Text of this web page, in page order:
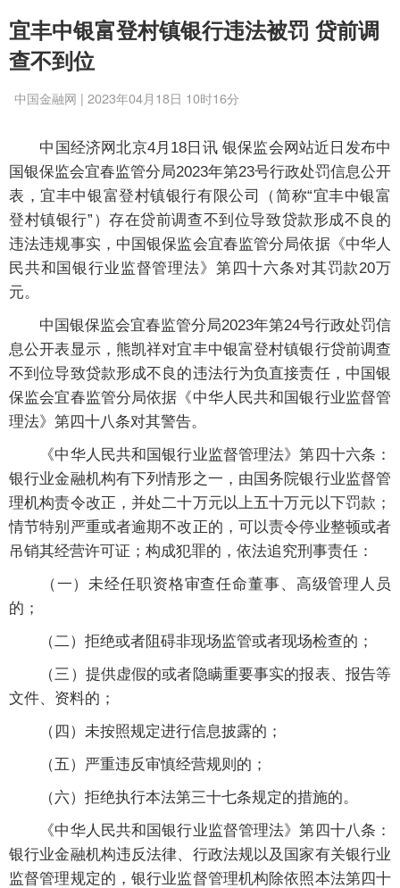
宜丰中银富登村镇银行违法被罚 贷前调
查不到位
中国金融网 | 2023年04月18日 10时16分
中国经济网北京4月18日讯 银保监会网站近日发布中
国银保监会宜春监管分局2023年第23号行政处罚信息公开
表，宜丰中银富登村镇银行有限公司（简称“宜丰中银富
登村镇银行”）存在贷前调查不到位导致贷款形成不良的
违法违规事实，中国银保监会宜春监管分局依据《中华人
民共和国银行业监督管理法》第四十六条对其罚款20万
元。
中国银保监会宜春监管分局2023年第24号行政处罚信
息公开表显示，熊凯祥对宜丰中银富登村镇银行贷前调查
不到位导致贷款形成不良的违法行为负直接责任，中国银
保监会宜春监管分局依据《中华人民共和国银行业监督管
理法》第四十八条对其警告。
《中华人民共和国银行业监督管理法》第四十六条：
银行业金融机构有下列情形之一，由国务院银行业监督管
理机构责令改正，并处二十万元以上五十万元以下罚款；
情节特别严重或者逾期不改正的，可以责令停业整顿或者
吊销其经营许可证；构成犯罪的，依法追究刑事责任：
（一）未经任职资格审查任命董事、高级管理人员
的；
（二）拒绝或者阻碍非现场监管或者现场检查的；
（三）提供虚假的或者隐瞒重要事实的报表、报告等
文件、资料的；
（四）未按照规定进行信息披露的；
（五）严重违反审慎经营规则的；
（六）拒绝执行本法第三十七条规定的措施的。
《中华人民共和国银行业监督管理法》第四十八条：
银行业金融机构违反法律、行政法规以及国家有关银行业
监督管理规定的，银行业监督管理机构除依照本法第四十